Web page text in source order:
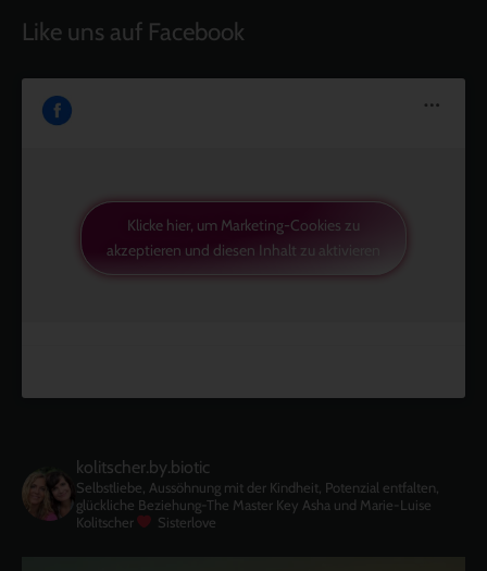
Like uns auf Facebook
Klicke hier, um Marketing-Cookies zu
akzeptieren und diesen Inhalt zu aktivieren
kolitscher.by.biotic
Selbstliebe, Aussöhnung mit der Kindheit, Potenzial entfalten,
glückliche Beziehung-The Master Key Asha und Marie-Luise
Kolitscher
Sisterlove